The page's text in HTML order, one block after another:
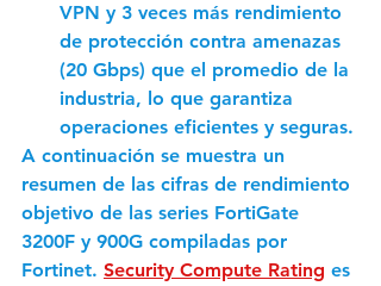
VPN y 3 veces más rendimiento
de protección contra amenazas
(20 Gbps) que el promedio de la
industria, lo que garantiza
operaciones eficientes y seguras.
A continuación se muestra un
resumen de las cifras de rendimiento
objetivo de las series FortiGate
3200F y 900G compiladas por
Fortinet. Security Compute Rating es